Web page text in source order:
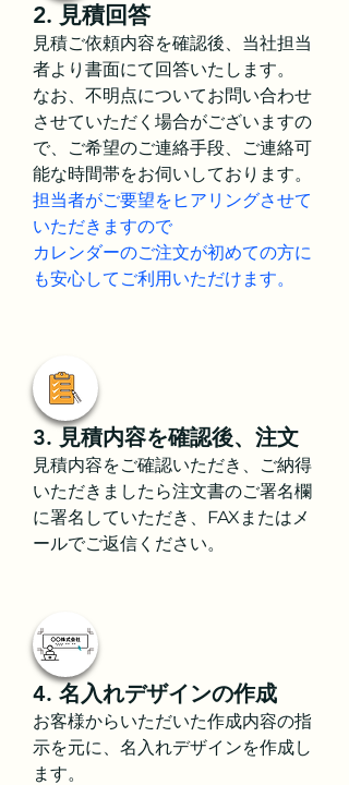
2. 見積回答
見積ご依頼内容を確認後、当社担当
者より書面にて回答いたします。
なお、不明点についてお問い合わせ
させていただく場合がございますの
で、ご希望のご連絡手段、ご連絡可
能な時間帯をお伺いしております。
担当者がご要望をヒアリングさせて
いただきますので
カレンダーのご注文が初めての方に
も安心してご利用いただけます。
3. 見積内容を確認後、注文
見積内容をご確認いただき、ご納得
いただきましたら注文書のご署名欄
に署名していただき、FAXまたはメ
ールでご返信ください。
4. 名入れデザインの作成
お客様からいただいた作成内容の指
示を元に、名入れデザインを作成し
ます。